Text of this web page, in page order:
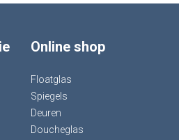
Online shop
Floatglas
Spiegels
Deuren
Doucheglas